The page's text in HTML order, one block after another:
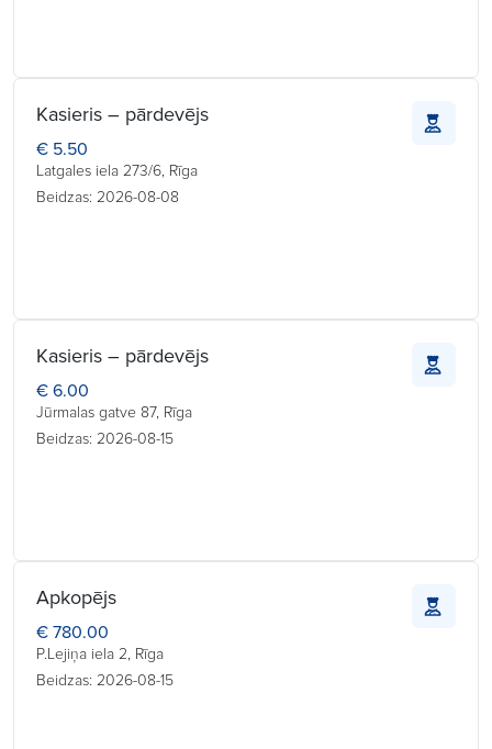
Kasieris – pārdevējs
€ 5.50
Latgales iela 273/6, Rīga
Beidzas: 2026-08-08
Kasieris – pārdevējs
€ 6.00
Jūrmalas gatve 87, Rīga
Beidzas: 2026-08-15
Apkopējs
€ 780.00
P.Lejiņa iela 2, Rīga
Beidzas: 2026-08-15